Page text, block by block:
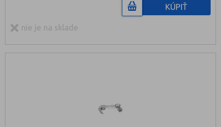
KÚPIŤ
nie je na sklade